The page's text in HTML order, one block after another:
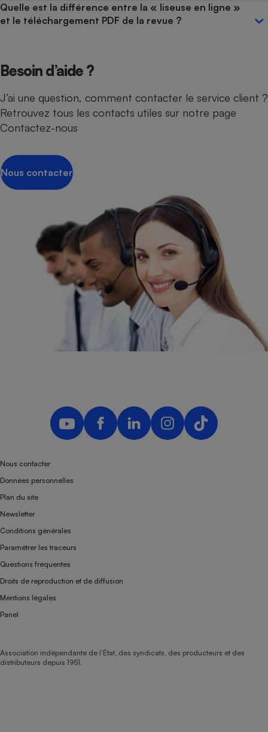
Quelle est la différence entre la « liseuse en ligne »
et le téléchargement PDF de la revue ?
Besoin d’aide ?
J’ai une question, comment contacter le service client ?
Retrouvez tous les contacts utiles sur notre page
Contactez-nous
Nous contacter
Nous contacter
Données personnelles
Plan du site
Newsletter
Conditions générales
Paramétrer les traceurs
Questions fréquentes
Droits de reproduction et de diffusion
Mentions légales
Panel
Association indépendante de l’État, des syndicats, des producteurs et des
distributeurs depuis 1951.